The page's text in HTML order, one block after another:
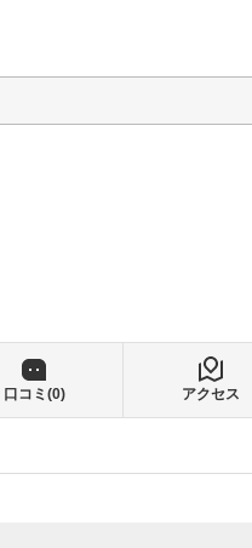
口コミ(0) アクセス